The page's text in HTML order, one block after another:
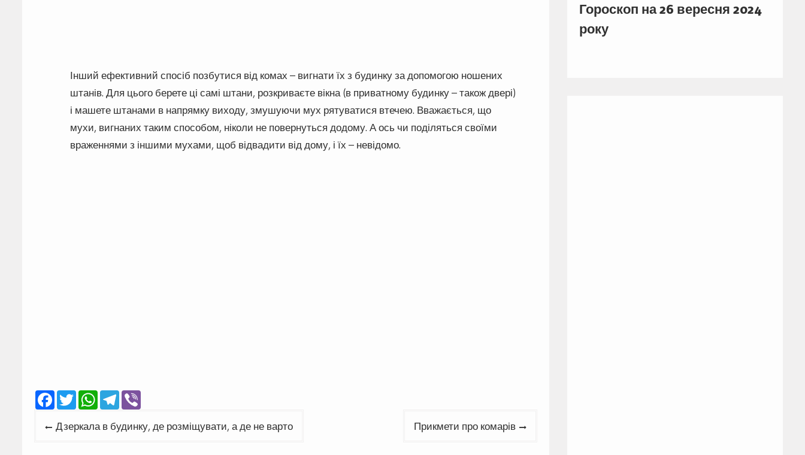
Інший ефективний спосіб позбутися від комах – вигнати їх з будинку за допомогою ношених
штанів. Для цього берете ці самі штани, розкриваєте вікна (в приватному будинку – також двері)
і машете штанами в напрямку виходу, змушуючи мух рятуватися втечею. Вважається, що
мухи, вигнаних таким способом, ніколи не повернуться додому. А ось чи поділяться своїми
враженнями з іншими мухами, щоб відвадити від дому, і їх – невідомо.
Facebook
TwitterWhatsApp
Telegram
Навігація
Дзеркала в будинку, де розміщувати, а де не варто Прикмети про комарів
Гороскоп на 26 вересня 2024
року